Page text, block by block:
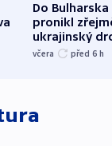
Do Bulharska
pronikl
ukrajinský
explodoval
včera před 6 h